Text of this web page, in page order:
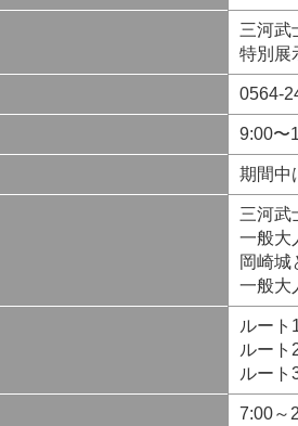
三河武
特別展
0564-
9:00〜
期間中
三河武
一般大
岡崎城
一般大
ルート
ルート
ルート
7:00～